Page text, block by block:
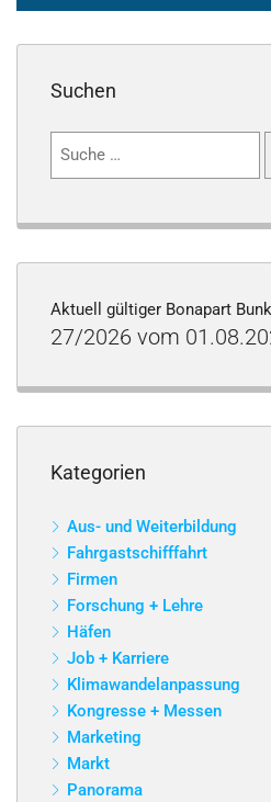
Suchen
Suchen
Aktuell gültiger Bonapart
27/2026 vom
Kategorien
Aus- und Weiterbildung
Fahrgastschifffahrt
Firmen
Forschung + Lehre
Häfen
Job + Karriere
Klimawandelanpassung
Kongresse + Messen
Marketing
Markt
Panorama